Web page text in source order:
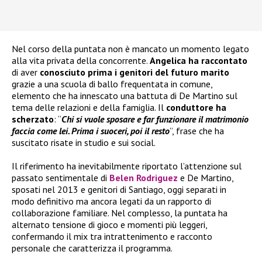
Nel corso della puntata non è mancato un momento legato
alla vita privata della concorrente. Angelica ha raccontato
di aver conosciuto prima i genitori del futuro marito
grazie a una scuola di ballo frequentata in comune,
elemento che ha innescato una battuta di De Martino sul
tema delle relazioni e della famiglia. Il conduttore ha
scherzato: “Chi si vuole sposare e far funzionare il matrimonio
faccia come lei. Prima i suoceri, poi il resto”, frase che ha
suscitato risate in studio e sui social.
Il riferimento ha inevitabilmente riportato l’attenzione sul
passato sentimentale di Belen Rodriguez e De Martino,
sposati nel 2013 e genitori di Santiago, oggi separati in
modo definitivo ma ancora legati da un rapporto di
collaborazione familiare. Nel complesso, la puntata ha
alternato tensione di gioco e momenti più leggeri,
confermando il mix tra intrattenimento e racconto
personale che caratterizza il programma.